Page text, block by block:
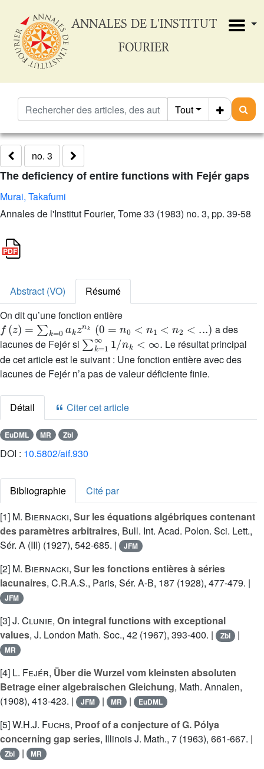
ANNALES DE L'INSTITUT
FOURIER
Tout
no. 3
The deficiency of entire functions with Fejér gaps
Murai, Takafumi
Annales de l'Institut Fourier, Tome 33 (1983) no. 3, pp. 39-58
Abstract (VO)
Résumé
On dit qu’une fonction entière
f(z)=∑k=0akznk(0=n0<n1
a des
lacunes de Fejér si
∑k=1 ∞ 1/n k< ∞.
Le résultat principal
de cet article est le suivant : Une fonction entière avec des
lacunes de Fejér n’a pas de valeur déficiente finie.
Détail Citer cet article
EuDML MR Zbl
DOI : 10.5802/aif.930
Bibliographie
Cité par
[1] M. Biernacki, Sur les équations algébriques contenant
des paramètres arbitraires, Bull. Int. Acad. Polon. Sci. Lett.,
Sér. A (III) (1927), 542-685. |
JFM
[2] M. Biernacki, Sur les fonctions entières à séries
lacunaires, C.R.A.S., Paris, Sér. A-B, 187 (1928), 477-479. |
JFM
[3]J. Clunie, On integral functions with exceptional
values, J. London Math. Soc., 42 (1967), 393-400. | Zbl |
MR
[4] L. Fejér, Über die Wurzel vom kleinsten absoluten
Betrage einer algebraischen Gleichung, Math. Annalen,
(1908), 413-423. |
JFM | MR | EuDML
[5]W.H.J. Fuchs, Proof of a conjecture of G. Pólya
concerning gap series, Illinois J. Math., 7 (1963), 661-667. |
Zbl | MR